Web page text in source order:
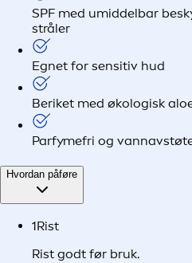
SPF med umiddelbar
stråler
Egnet for sensitiv hud
Beriket med økologisk
Parfymefri og
Hvordan påføre
1Rist
Rist godt før bruk.